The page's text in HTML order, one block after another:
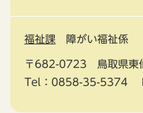
福祉課 障がい福祉係
〒682-0723
鳥取県東
Tel：0858-35-5374